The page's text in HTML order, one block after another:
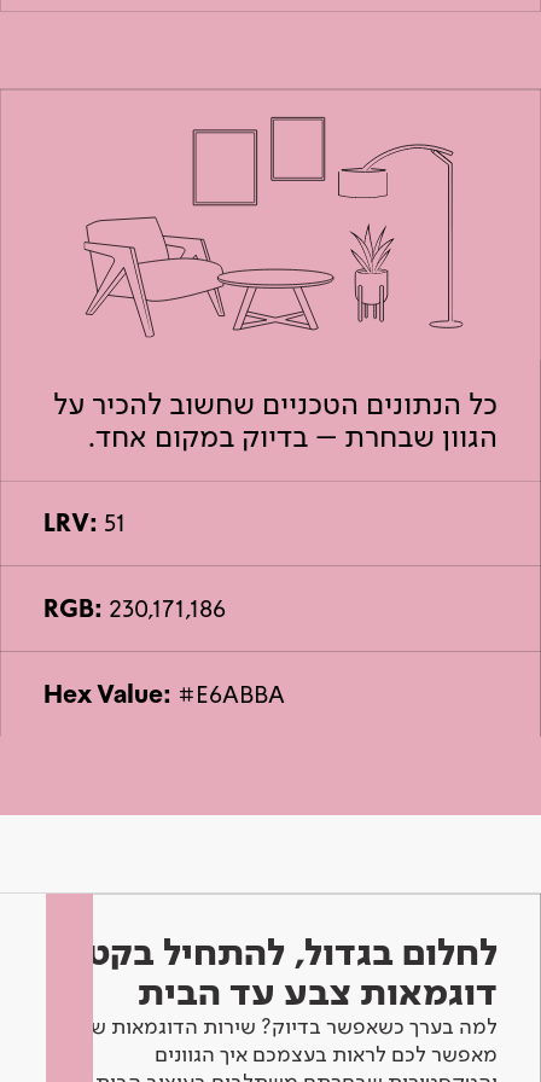
כל הנתונים הטכניים שחשוב להכיר על
הגוון שבחרת – בדיוק במקום אחד.
LRV: 51
RGB: 230,171,186
Hex Value: #E6ABBA
לחלום בגדול, להתחיל בקטן -
דוגמאות צבע עד הבית
למה בערך כשאפשר בדיוק? שירות הדוגמאות שלנו
מאפשר לכם לראות בעצמכם איך הגוונים